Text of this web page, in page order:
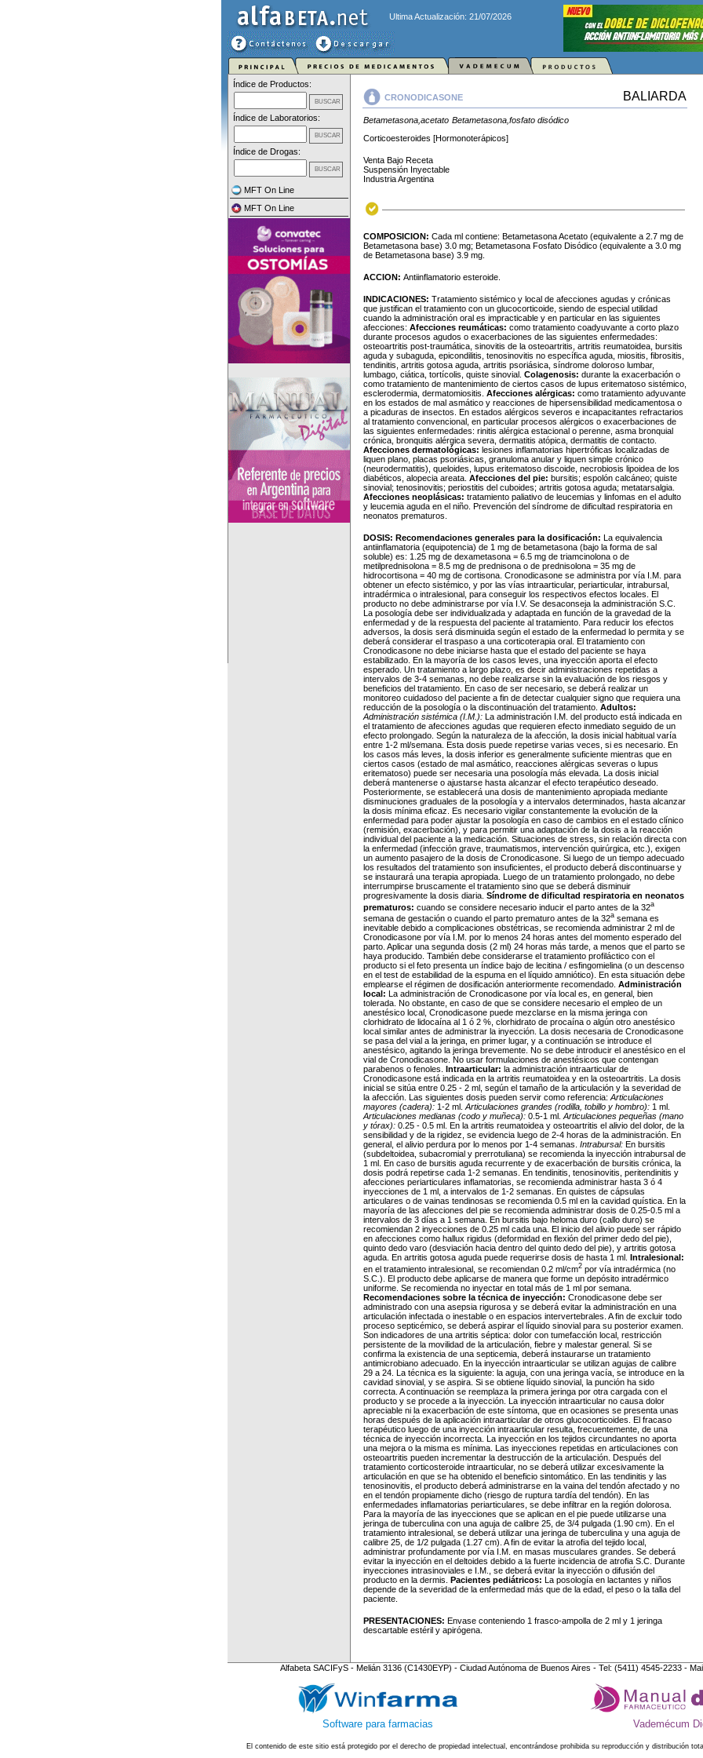
Ultima Actualización: 21/07/2026
Índice de Productos:
Índice de Laboratorios:
Índice de Drogas:
MFT On Line
MFT On Line
CRONODICASONE BALIARDA
Betametasona,acetato Betametasona,fosfato disódico
Corticoesteroides [Hormonoterápicos]
Venta Bajo Receta
Suspensión Inyectable
Industria Argentina
COMPOSICION: Cada ml contiene: Betametasona Acetato (equivalente a 2.7 mg de
Betametasona base) 3.0 mg; Betametasona Fosfato Disódico (equivalente a 3.0 mg
de Betametasona base) 3.9 mg.
ACCION: Antiinflamatorio esteroide.
INDICACIONES: Tratamiento sistémico y local de afecciones agudas y crónicas
que justifican el tratamiento con un glucocorticoide, siendo de especial utilidad
cuando la administración oral es impracticable y en particular en las siguientes
afecciones: Afecciones reumáticas: como tratamiento coadyuvante a corto plazo
durante procesos agudos o exacerbaciones de las siguientes enfermedades:
osteoartritis post-traumática, sinovitis de la osteoartritis, artritis reumatoidea, bursitis
aguda y subaguda, epicondilitis, tenosinovitis no específica aguda, miositis, fibrositis,
tendinitis, artritis gotosa aguda, artritis psoriásica, síndrome doloroso lumbar,
lumbago, ciática, tortícolis, quiste sinovial. Colagenosis: durante la exacerbación o
como tratamiento de mantenimiento de ciertos casos de lupus eritematoso sistémico,
esclerodermia, dermatomiositis. Afecciones alérgicas: como tratamiento adyuvante
en los estados de mal asmático y reacciones de hipersensibilidad medicamentosa o
a picaduras de insectos. En estados alérgicos severos e incapacitantes refractarios
al tratamiento convencional, en particular procesos alérgicos o exacerbaciones de
las siguientes enfermedades: rinitis alérgica estacional o perenne, asma bronquial
crónica, bronquitis alérgica severa, dermatitis atópica, dermatitis de contacto.
Afecciones dermatológicas: lesiones inflamatorias hipertróficas localizadas de
liquen plano, placas psoriásicas, granuloma anular y liquen simple crónico
(neurodermatitis), queloides, lupus eritematoso discoide, necrobiosis lipoidea de los
diabéticos, alopecia areata. Afecciones del pie: bursitis; espolón calcáneo; quiste
sinovial; tenosinovitis; periostitis del cuboides; artritis gotosa aguda; metatarsalgia.
Afecciones neoplásicas: tratamiento paliativo de leucemias y linfomas en el adulto
y leucemia aguda en el niño. Prevención del síndrome de dificultad respiratoria en
neonatos prematuros.
DOSIS: Recomendaciones generales para la dosificación: La equivalencia
antiinflamatoria (equipotencia) de 1 mg de betametasona (bajo la forma de sal
soluble) es: 1.25 mg de dexametasona = 6.5 mg de triamcinolona o de
metilprednisolona = 8.5 mg de prednisona o de prednisolona = 35 mg de
hidrocortisona = 40 mg de cortisona. Cronodicasone se administra por vía I.M. para
obtener un efecto sistémico, y por las vías intraarticular, periarticular, intrabursal,
intradérmica o intralesional, para conseguir los respectivos efectos locales. El
producto no debe administrarse por vía I.V. Se desaconseja la administración S.C.
La posología debe ser individualizada y adaptada en función de la gravedad de la
enfermedad y de la respuesta del paciente al tratamiento. Para reducir los efectos
adversos, la dosis será disminuida según el estado de la enfermedad lo permita y se
deberá considerar el traspaso a una corticoterapia oral. El tratamiento con
Cronodicasone no debe iniciarse hasta que el estado del paciente se haya
estabilizado. En la mayoría de los casos leves, una inyección aporta el efecto
esperado. Un tratamiento a largo plazo, es decir administraciones repetidas a
intervalos de 3-4 semanas, no debe realizarse sin la evaluación de los riesgos y
beneficios del tratamiento. En caso de ser necesario, se deberá realizar un
monitoreo cuidadoso del paciente a fin de detectar cualquier signo que requiera una
reducción de la posología o la discontinuación del tratamiento. Adultos:
Administración sistémica (I.M.): La administración I.M. del producto está indicada en
el tratamiento de afecciones agudas que requieren efecto inmediato seguido de un
efecto prolongado. Según la naturaleza de la afección, la dosis inicial habitual varía
entre 1-2 ml/semana. Esta dosis puede repetirse varias veces, si es necesario. En
los casos más leves, la dosis inferior es generalmente suficiente mientras que en
ciertos casos (estado de mal asmático, reacciones alérgicas severas o lupus
eritematoso) puede ser necesaria una posología más elevada. La dosis inicial
deberá mantenerse o ajustarse hasta alcanzar el efecto terapéutico deseado.
Posteriormente, se establecerá una dosis de mantenimiento apropiada mediante
disminuciones graduales de la posología y a intervalos determinados, hasta alcanzar
la dosis mínima eficaz. Es necesario vigilar constantemente la evolución de la
enfermedad para poder ajustar la posología en caso de cambios en el estado clínico
(remisión, exacerbación), y para permitir una adaptación de la dosis a la reacción
individual del paciente a la medicación. Situaciones de stress, sin relación directa con
la enfermedad (infección grave, traumatismos, intervención quirúrgica, etc.), exigen
un aumento pasajero de la dosis de Cronodicasone. Si luego de un tiempo adecuado
los resultados del tratamiento son insuficientes, el producto deberá discontinuarse y
se instaurará una terapia apropiada. Luego de un tratamiento prolongado, no debe
interrumpirse bruscamente el tratamiento sino que se deberá disminuir
progresivamente la dosis diaria. Síndrome de dificultad respiratoria en neonatos
prematuros: cuando se considere necesario inducir el parto antes de la 32a
semana de gestación o cuando el parto prematuro antes de la 32a semana es
inevitable debido a complicaciones obstétricas, se recomienda administrar 2 ml de
Cronodicasone por vía I.M. por lo menos 24 horas antes del momento esperado del
parto. Aplicar una segunda dosis (2 ml) 24 horas más tarde, a menos que el parto se
haya producido. También debe considerarse el tratamiento profiláctico con el
producto si el feto presenta un índice bajo de lecitina / esfingomielina (o un descenso
en el test de estabilidad de la espuma en el líquido amniótico). En esta situación debe
emplearse el régimen de dosificación anteriormente recomendado. Administración
local: La administración de Cronodicasone por vía local es, en general, bien
tolerada. No obstante, en caso de que se considere necesario el empleo de un
anestésico local, Cronodicasone puede mezclarse en la misma jeringa con
clorhidrato de lidocaína al 1 ó 2 %, clorhidrato de procaína o algún otro anestésico
local similar antes de administrar la inyección. La dosis necesaria de Cronodicasone
se pasa del vial a la jeringa, en primer lugar, y a continuación se introduce el
anestésico, agitando la jeringa brevemente. No se debe introducir el anestésico en el
vial de Cronodicasone. No usar formulaciones de anestésicos que contengan
parabenos o fenoles.
Intraarticular: la administración intraarticular de
Cronodicasone está indicada en la artritis reumatoidea y en la osteoartritis. La dosis
inicial se sitúa entre 0.25 - 2 ml, según el tamaño de la articulación y la severidad de
la afección. Las siguientes dosis pueden servir como referencia: Articulaciones
mayores (cadera): 1-2 ml. Articulaciones grandes (rodilla, tobillo y hombro): 1 ml.
Articulaciones medianas (codo y muñeca): 0.5-1 ml. Articulaciones pequeñas (mano
y tórax): 0.25 - 0.5 ml. En la artritis reumatoidea y osteoartritis el alivio del dolor, de la
sensibilidad y de la rigidez, se evidencia luego de 2-4 horas de la administración. En
general, el alivio perdura por lo menos por 1-4 semanas. Intrabursal: En bursitis
(subdeltoidea, subacromial y prerrotuliana) se recomienda la inyección intrabursal de
1 ml. En caso de bursitis aguda recurrente y de exacerbación de bursitis crónica, la
dosis podrá repetirse cada 1-2 semanas. En tendinitis, tenosinovitis, peritendinitis y
afecciones periarticulares inflamatorias, se recomienda administrar hasta 3 ó 4
inyecciones de 1 ml, a intervalos de 1-2 semanas. En quistes de cápsulas
articulares o de vainas tendinosas se recomienda 0.5 ml en la cavidad quística. En la
mayoría de las afecciones del pie se recomienda administrar dosis de 0.25-0.5 ml a
intervalos de 3 días a 1 semana. En bursitis bajo heloma duro (callo duro) se
recomiendan 2 inyecciones de 0.25 ml cada una. El inicio del alivio puede ser rápido
en afecciones como hallux rigidus (deformidad en flexión del primer dedo del pie),
quinto dedo varo (desviación hacia dentro del quinto dedo del pie), y artritis gotosa
aguda. En artritis gotosa aguda puede requerirse dosis de hasta 1 ml.
Intralesional:
en el tratamiento intralesional, se recomiendan 0.2 ml/cm2 por vía intradérmica (no
S.C.). El producto debe aplicarse de manera que forme un depósito intradérmico
uniforme. Se recomienda no inyectar en total más de 1 ml por semana.
Recomendaciones sobre la técnica de inyección: Cronodicasone debe ser
administrado con una asepsia rigurosa y se deberá evitar la administración en una
articulación infectada o inestable o en espacios intervertebrales. A fin de excluir todo
proceso septicémico, se deberá aspirar el líquido sinovial para su posterior examen.
Son indicadores de una artritis séptica: dolor con tumefacción local, restricción
persistente de la movilidad de la articulación, fiebre y malestar general. Si se
confirma la existencia de una septicemia, deberá instaurarse un tratamiento
antimicrobiano adecuado. En la inyección intraarticular se utilizan agujas de calibre
29 a 24. La técnica es la siguiente: la aguja, con una jeringa vacía, se introduce en la
cavidad sinovial, y se aspira. Si se obtiene líquido sinovial, la punción ha sido
correcta. A continuación se reemplaza la primera jeringa por otra cargada con el
producto y se procede a la inyección. La inyección intraarticular no causa dolor
apreciable ni la exacerbación de este síntoma, que en ocasiones se presenta unas
horas después de la aplicación intraarticular de otros glucocorticoides. El fracaso
terapéutico luego de una inyección intraarticular resulta, frecuentemente, de una
técnica de inyección incorrecta. La inyección en los tejidos circundantes no aporta
una mejora o la misma es mínima. Las inyecciones repetidas en articulaciones con
osteoartritis pueden incrementar la destrucción de la articulación. Después del
tratamiento corticosteroide intraarticular, no se deberá utilizar excesivamente la
articulación en que se ha obtenido el beneficio sintomático. En las tendinitis y las
tenosinovitis, el producto deberá administrarse en la vaina del tendón afectado y no
en el tendón propiamente dicho (riesgo de ruptura tardía del tendón). En las
enfermedades inflamatorias periarticulares, se debe infiltrar en la región dolorosa.
Para la mayoría de las inyecciones que se aplican en el pie puede utilizarse una
jeringa de tuberculina con una aguja de calibre 25, de 3/4 pulgada (1.90 cm). En el
tratamiento intralesional, se deberá utilizar una jeringa de tuberculina y una aguja de
calibre 25, de 1/2 pulgada (1.27 cm). A fin de evitar la atrofia del tejido local,
administrar profundamente por vía I.M. en masas musculares grandes. Se deberá
evitar la inyección en el deltoides debido a la fuerte incidencia de atrofia S.C. Durante
inyecciones intrasinoviales e I.M., se deberá evitar la inyección o difusión del
producto en la dermis. Pacientes pediátricos: La posología en lactantes y niños
depende de la severidad de la enfermedad más que de la edad, el peso o la talla del
paciente.
PRESENTACIONES: Envase conteniendo 1 frasco-ampolla de 2 ml y 1 jeringa
descartable estéril y apirógena.
Alfabeta SACIFyS - Melián 3136 (C1430EYP) - Ciudad Autónoma de Buenos Aires - Tel: (5411) 4545-2233 -
Software para farmacias Vademécum
El contenido de este sitio está protegido por el derecho de propiedad intelectual, encontrándose prohibida su reproducción y distribución